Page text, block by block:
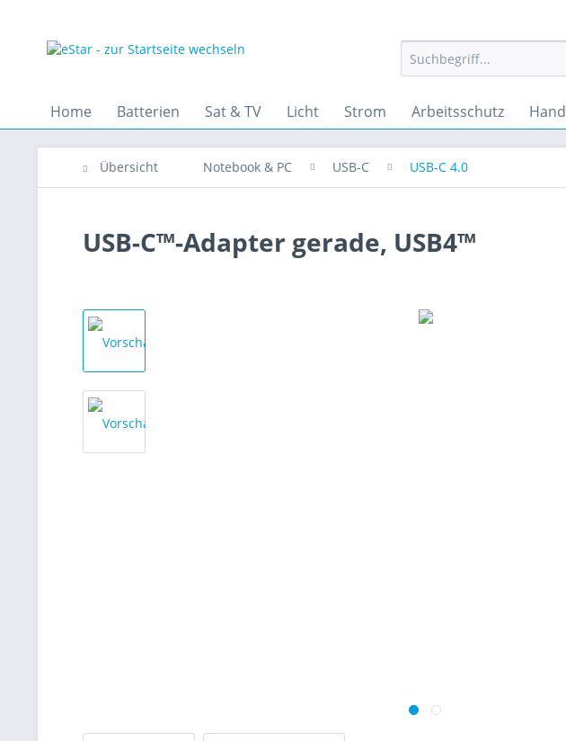
Home Batterien Sat & TV Licht Strom Arbeitsschutz
Übersicht Notebook & PC USB-C USB-C 4.0
USB-C™-Adapter gerade, USB4™